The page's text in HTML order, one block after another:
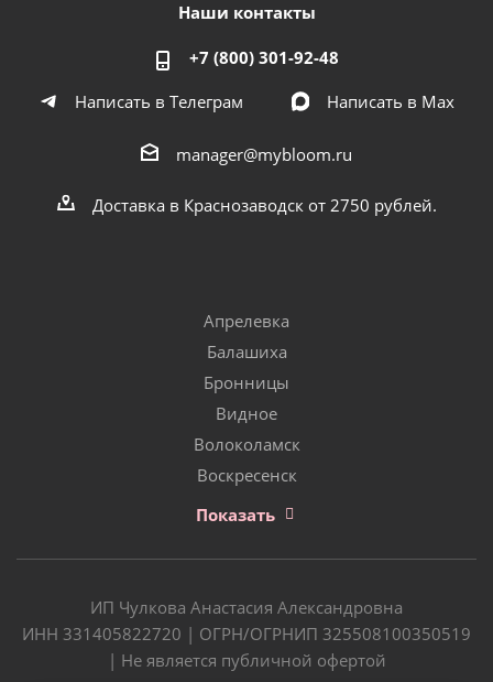
Наши контакты
+7 (800) 301-92-48
Написать в Телеграм
Написать в Мах
manager@mybloom.ru
Доставка в Краснозаводск от 2750 рублей.
Апрелевка
Балашиха
Бронницы
Видное
Волоколамск
Воскресенск
Показать
ИП Чулкова Анастасия Александровна
ИНН 331405822720 | ОГРН/ОГРНИП 325508100350519
| Не является публичной офертой